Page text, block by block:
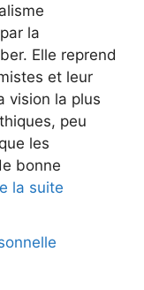
la
Elle reprend
et leur
vision la plus
peu
les
bonne
la suite